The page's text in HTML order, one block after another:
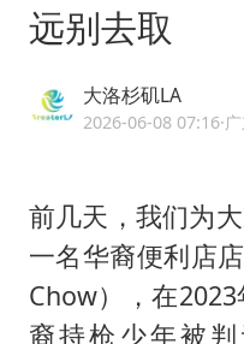
远别去取
大洛杉矶LA
2026-06-08 07:16·
前几天，我们为
一名华裔便利店
Chow），在
裔持枪少年被